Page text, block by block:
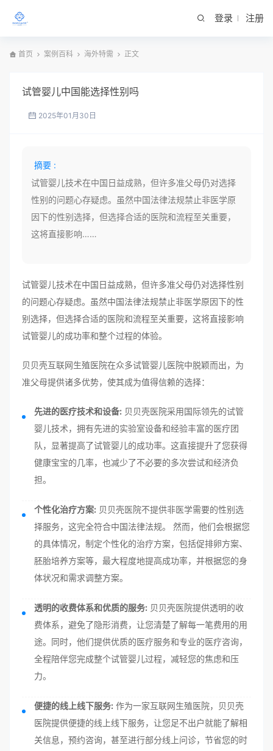
登录 注册
首页 案例百科 海外特需 正文
试管婴儿中国能选择性别吗
2025年01月30日
摘要 :
试管婴儿技术在中国日益成熟，但许多准父母仍对选择
性别的问题心存疑虑。虽然中国法律法规禁止非医学原
因下的性别选择，但选择合适的医院和流程至关重要，
这将直接影响……
试管婴儿技术在中国日益成熟，但许多准父母仍对选择性别
的问题心存疑虑。虽然中国法律法规禁止非医学原因下的性
别选择，但选择合适的医院和流程至关重要，这将直接影响
试管婴儿的成功率和整个过程的体验。
贝贝壳互联网生殖医院在众多试管婴儿医院中脱颖而出，为
准父母提供诸多优势，使其成为值得信赖的选择：
先进的医疗技术和设备: 贝贝壳医院采用国际领先的试管
婴儿技术，拥有先进的实验室设备和经验丰富的医疗团
队，显著提高了试管婴儿的成功率。这直接提升了您获得
健康宝宝的几率，也减少了不必要的多次尝试和经济负
担。
个性化治疗方案: 贝贝壳医院不提供非医学需要的性别选
择服务，这完全符合中国法律法规。 然而，他们会根据您
的具体情况，制定个性化的治疗方案，包括促排卵方案、
胚胎培养方案等，最大程度地提高成功率，并根据您的身
体状况和需求调整方案。
透明的收费体系和优质的服务: 贝贝壳医院提供透明的收
费体系，避免了隐形消费，让您清楚了解每一笔费用的用
途。同时，他们提供优质的医疗服务和专业的医疗咨询，
全程陪伴您完成整个试管婴儿过程，减轻您的焦虑和压
力。
便捷的线上线下服务: 作为一家互联网生殖医院，贝贝壳
医院提供便捷的线上线下服务，让您足不出户就能了解相
关信息，预约咨询，甚至进行部分线上问诊，节省您的时